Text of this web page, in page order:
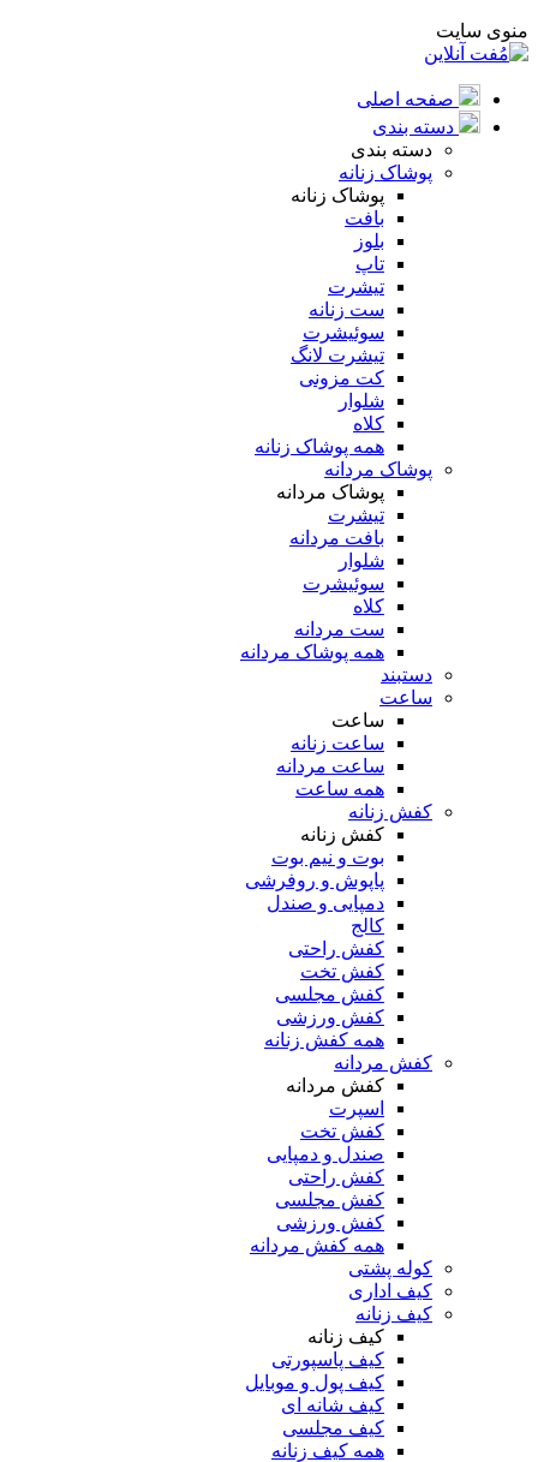
منوی سایت
صفحه اصلی
دسته بندی
دسته بندی
پوشاک زنانه
پوشاک زنانه
بافت
بلوز
تاپ
تیشرت
ست زنانه
سوئیشرت
تیشرت لانگ
کت مزونی
شلوار
کلاه
همه پوشاک زنانه
پوشاک مردانه
پوشاک مردانه
تیشرت
بافت مردانه
شلوار
سوئیشرت
کلاه
ست مردانه
همه پوشاک مردانه
دستبند
ساعت
ساعت
ساعت زنانه
ساعت مردانه
همه ساعت
کفش زنانه
کفش زنانه
بوت و نیم بوت
پاپوش و روفرشی
دمپایی و صندل
کالج
کفش راحتی
کفش تخت
کفش مجلسی
کفش ورزشی
همه کفش زنانه
کفش مردانه
کفش مردانه
اسپرت
کفش تخت
صندل و دمپایی
کفش راحتی
کفش مجلسی
کفش ورزشی
همه کفش مردانه
کوله پشتی
کیف اداری
کیف زنانه
کیف زنانه
کیف پاسپورتی
کیف پول و موبایل
کیف شانه ای
کیف مجلسی
همه کیف زنانه